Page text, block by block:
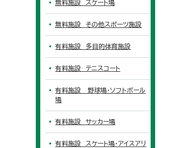
無料施設 スケート場
無料施設 その他スポーツ施設
有料施設 多目的体育施設
有料施設 テニスコート
有料施設 野球場・ソフトボール
場
有料施設 サッカー場
有料施設 スケート場・アイスアリ